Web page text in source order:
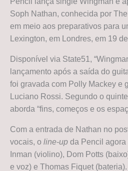
Soph Nathan, conhecida por
em meio aos preparativos para
Lexington, em Londres, em 19
Disponível via State51,
lançamento após a saída do
foi gravada com Polly Mackey e
Luciano Rossi. Segundo o
aborda “fins, começos e os
Com a entrada de Nathan no
vocais, o line-up da Pencil agora
Inman (violino), Dom Potts
e voz) e Thomas Fiquet